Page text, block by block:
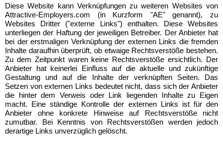
Diese Website kann Verknüpfungen zu weiteren Websites von
Attractive-Employers.com (in Kurzform "AE" genannt), zu
Websites Dritter ("externe Links") enthalten. Diese Websites
unterliegen der Haftung der jeweiligen Betreiber. Der Anbieter hat
bei der erstmaligen Verknüpfung der externen Links die fremden
Inhalte daraufhin überprüft, ob etwaige Rechtsverstöße bestehen.
Zu dem Zeitpunkt waren keine Rechtsverstöße ersichtlich. Der
Anbieter hat keinerlei Einfluss auf die aktuelle und zukünftige
Gestaltung und auf die Inhalte der verknüpften Seiten. Das
Setzen von externen Links bedeutet nicht, dass sich der Anbieter
die hinter dem Verweis oder Link liegenden Inhalte zu Eigen
macht. Eine ständige Kontrolle der externen Links ist für den
Anbieter ohne konkrete Hinweise auf Rechtsverstöße nicht
zumutbar. Bei Kenntnis von Rechtsverstößen werden jedoch
derartige Links unverzüglich gelöscht.